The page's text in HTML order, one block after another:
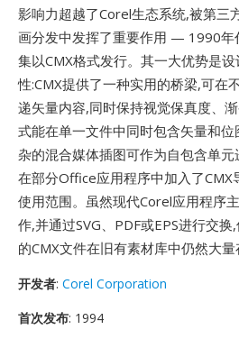
影响力超越了Corel生态系统,被第三
画分发中发挥了重要作用 — 1990年
集以CMX格式发行。其一大优势是
性:CMX提供了一种实用的桥梁,可在
递矢量内容,同时保持视觉保真度、
式能在单一文件中同时包含矢量和
杂的混合媒体插图可作为自包含单
在部分Office应用程序中加入了CMX
使用范围。虽然现代Corel应用程序
作,并通过SVG、PDF或EPS进行交换
的CMX文件在旧有素材库中仍然大量
开发者: Corel Corporation
首次发布: 1994